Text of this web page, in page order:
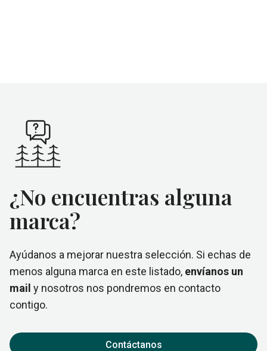
¿No encuentras alguna
marca?
Ayúdanos a mejorar nuestra selección. Si echas de
menos alguna marca en este listado, envíanos un
mail y nosotros nos pondremos en contacto
contigo.
Contáctanos